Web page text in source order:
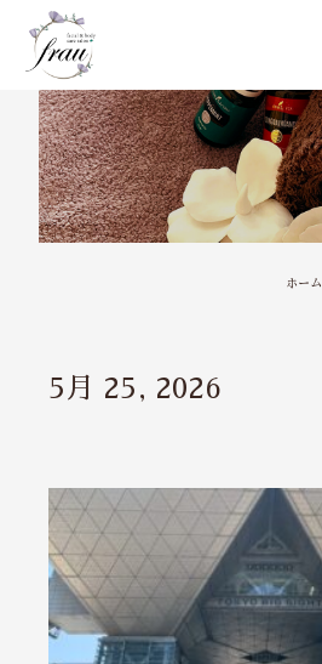
ホーム
5月 25, 2026